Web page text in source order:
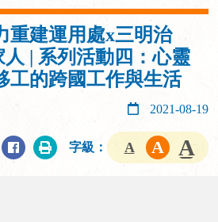
重建運用處x三明治
| 系列活動四：心靈
的跨國工作與生活
2021-08-19
字級：